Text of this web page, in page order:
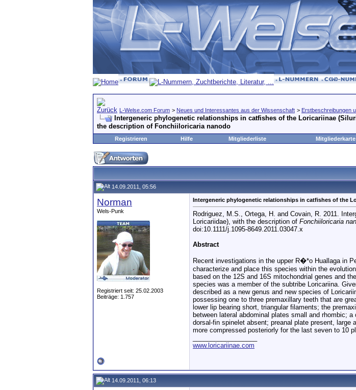
L-Welse.com Forum > Neues und Interessantes aus der Wissenschaft > Erstbeschreibungen
Intergeneric phylogenetic relationships in catfishes of the Loricariinae
the description of Fonchiiloricaria nanodo
Registrieren Hilfe Mitgliederliste Mitgliederkarte
14.09.2011, 05:56
Norman
Wels-Punk
Registriert seit: 25.02.2003
Beiträge: 1.757
Intergeneric phylogenetic relationships in catfishes of the
Rodriguez, M.S., Ortega, H. and Covain, R. 2011.
Loricariidae), with the description of Fonchiiloricaria
doi:10.1111/j.1095-8649.2011.03047.x
Abstract
Recent investigations in the upper R�*o Huallaga in
characterize and place this species within the
based on the 12S and 16S mitochondrial genes and
species was a member of the subtribe Loricariina.
described as a new genus and new species of
possessing one to three premaxillary teeth that are
lower lip bearing short, triangular filaments; the
between lateral abdominal plates small and rhombic;
dorsal-fin spinelet absent; preanal plate present, large
more compressed posteriorly for the last seven to 10
www.loricariinae.com
14.09.2011, 06:13